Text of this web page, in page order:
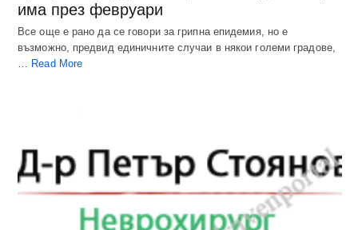
има през февруари
Все още е рано да се говори за грипна епидемия, но е
възможно, предвид единичните случаи в някои големи градове,
… Read More